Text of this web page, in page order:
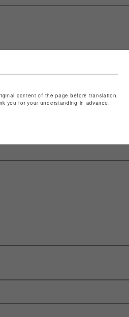
SHOP TOP
content of the page before translation.
you for your understanding in advance.